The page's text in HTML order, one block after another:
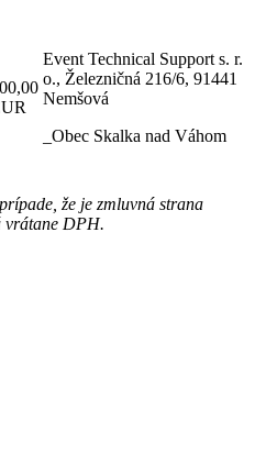
Event Technical Support s. r.
o., Železničná 216/6, 91441
Nemšová
_Obec Skalka nad Váhom
že je zmluvná strana
vrátane DPH.